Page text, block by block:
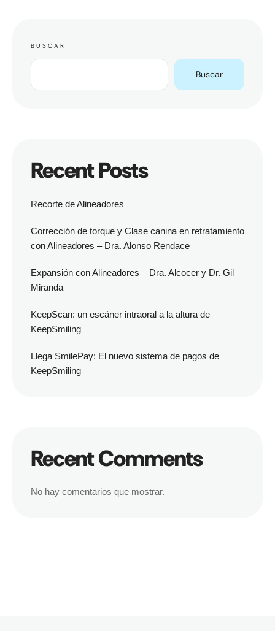
BUSCAR
Buscar
Recent Posts
Recorte de Alineadores
Corrección de torque y Clase canina en retratamiento
con Alineadores – Dra. Alonso Rendace
Expansión con Alineadores – Dra. Alcocer y Dr. Gil
Miranda
KeepScan: un escáner intraoral a la altura de
KeepSmiling
Llega SmilePay: El nuevo sistema de pagos de
KeepSmiling
Recent Comments
No hay comentarios que mostrar.